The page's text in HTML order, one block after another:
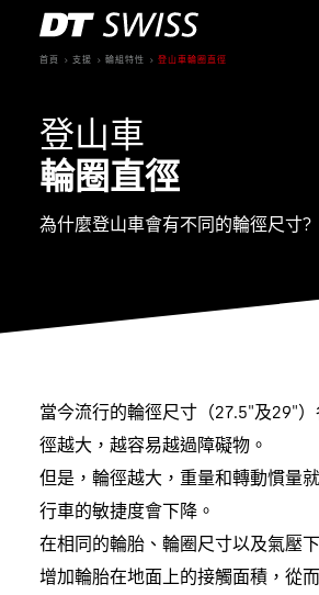
繁體中文
首頁 支援 輪組特性 登山車輪圈直徑
登山車
輪圈直徑
為什麼登山車會有不同的輪徑尺寸?
當今流行的輪徑尺寸（27.5"及29"
徑越大，越容易越過障礙物。
但是，輪徑越大，重量和轉動慣量
行車的敏捷度會下降。
在相同的輪胎、輪圈尺寸以及氣壓
增加輪胎在地面上的接觸面積，從